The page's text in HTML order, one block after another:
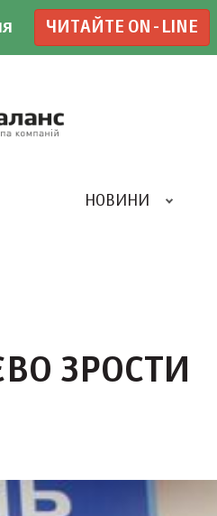
ЧИТАЙТЕ ON-LINE
НОВИНИ
ЗРОСТИ